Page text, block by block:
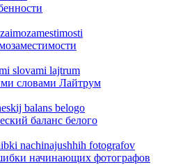
словами Лайтрум
баланс белого
начинающих фотографов